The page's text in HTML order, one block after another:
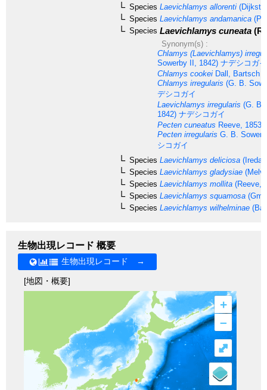
Species Laevichlamys allorenti
Species Laevichlamys andamanica
Species Laevichlamys cuneata
Synonym(s) :
Chlamys (Laevichlamys)
Sowerby II, 1842) ナデシコガイ
Chlamys cookei Dall, Bartsch
Chlamys irregularis (G. B.
デシコガイ
Laevichlamys irregularis (G. B.
1842) ナデシコガイ
Pecten cuneatus Reeve, 1853
Pecten irregularis G. B.
シコガイ
Species Laevichlamys deliciosa
Species Laevichlamys gladysiae
Species Laevichlamys mollita (Reeve,
Species Laevichlamys squamosa
Species Laevichlamys wilhelminae
生物出現レコード 概要
生物出現レコード →
[地図・概要]
+
–
⤢